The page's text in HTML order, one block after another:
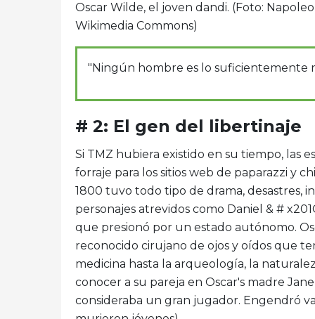
Oscar Wilde, el joven dandi. (Foto:
Wikimedia Commons)
"Ningún hombre es lo suficientemente
# 2: El gen del libertinaje
Si TMZ hubiera existido en su tiempo, las
forraje para los sitios web de paparazzi y
1800 tuvo todo tipo de drama, desastres,
personajes atrevidos como Daniel & #
que presionó por un estado autónomo.
reconocido cirujano de ojos y oídos que
medicina hasta la arqueología, la
conocer a su pareja en Oscar's madre
consideraba un gran jugador. Engendró